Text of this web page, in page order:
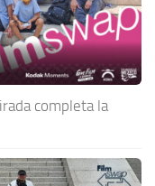
completa la